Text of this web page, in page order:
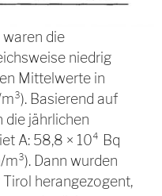
waren die
niedrig
Mittelwerte in
Basierend auf
die jährlichen
A: 58,8 × 10⁴ Bq
m³). Dann wurden
herangezogent,